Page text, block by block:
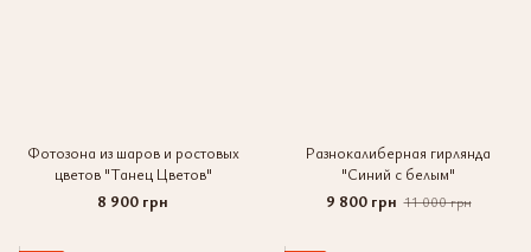
Фотозона из шаров и ростовых
цветов "Танец Цветов"
8 900 грн
Разнокалиберная гирлянда
"Синий с белым"
9 800 грн 11 000 грн